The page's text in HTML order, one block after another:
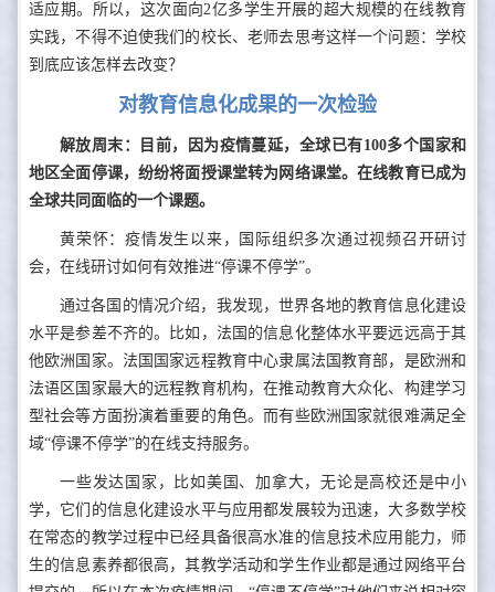
适应期。所以，这次面向2亿多学生开展的超大规模的在线教育
实践，不得不迫使我们的校长、老师去思考这样一个问题：学校
到底应该怎样去改变？
对教育信息化成果的一次检验
解放周末：目前，因为疫情蔓延，全球已有100多个国家和
地区全面停课，纷纷将面授课堂转为网络课堂。在线教育已成为
全球共同面临的一个课题。
黄荣怀：疫情发生以来，国际组织多次通过视频召开研讨
会，在线研讨如何有效推进“停课不停学”。
通过各国的情况介绍，我发现，世界各地的教育信息化建设
水平是参差不齐的。比如，法国的信息化整体水平要远远高于其
他欧洲国家。法国国家远程教育中心隶属法国教育部，是欧洲和
法语区国家最大的远程教育机构，在推动教育大众化、构建学习
型社会等方面扮演着重要的角色。而有些欧洲国家就很难满足全
域“停课不停学”的在线支持服务。
一些发达国家，比如美国、加拿大，无论是高校还是中小
学，它们的信息化建设水平与应用都发展较为迅速，大多数学校
在常态的教学过程中已经具备很高水准的信息技术应用能力，师
生的信息素养都很高，其教学活动和学生作业都是通过网络平台